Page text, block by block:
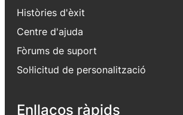
Històries d'èxit
Centre d'ajuda
Fòrums de suport
Sol·licitud de personalització
Enllaços ràpids